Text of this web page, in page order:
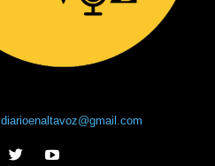
diarioenaltavoz@gmail.com